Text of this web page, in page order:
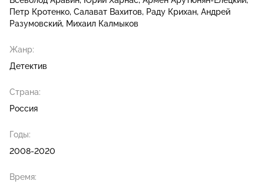
Петр Кротенко Салават Вахитов Раду Крихан Андрей
Разумовский Михаил Калмыков
Жанр:
Детектив
Страна:
Россия
Годы:
2008-2020
Время: